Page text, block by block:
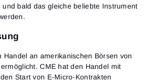
bald das gleiche beliebte Instrument
Handel an amerikanischen Börsen von
CME hat den Handel mit
Start von E-Micro-Kontrakten